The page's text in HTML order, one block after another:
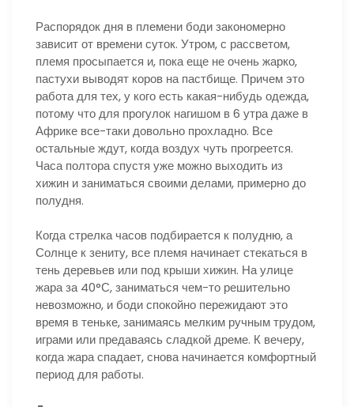
Распорядок дня в племени боди закономерно
зависит от времени суток. Утром, с рассветом,
племя просыпается и, пока еще не очень жарко,
пастухи выводят коров на пастбище. Причем это
работа для тех, у кого есть какая-нибудь одежда,
потому что для прогулок нагишом в 6 утра даже в
Африке все-таки довольно прохладно. Все
остальные ждут, когда воздух чуть прогреется.
Часа полтора спустя уже можно выходить из
хижин и заниматься своими делами, примерно до
полудня.
Когда стрелка часов подбирается к полудню, а
Солнце к зениту, все племя начинает стекаться в
тень деревьев или под крыши хижин. На улице
жара за 40°С, заниматься чем-то решительно
невозможно, и боди спокойно пережидают это
время в теньке, занимаясь мелким ручным трудом,
играми или предаваясь сладкой дреме. К вечеру,
когда жара спадает, снова начинается комфортный
период для работы.